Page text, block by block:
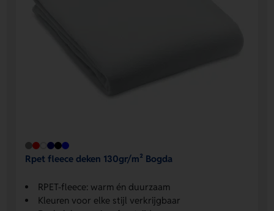
Rpet fleece deken 130gr/m² Bogda
RPET-fleece: warm én duurzaam
Kleuren voor elke stijl verkrijgbaar